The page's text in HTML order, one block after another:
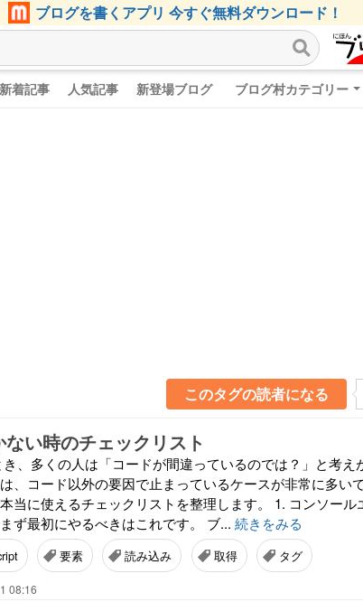
ブログを書くアプリ 今すぐ無料ダウンロード！
新着記事 人気記事 新登場ブログ ブログ村カテゴリー
このタグの読者になる
い時のチェックリスト
、多くの人は「コードが間違っているのでは？」と考え
、コード以外の要因で止まっているケースが非常に多い
当に使えるチェックリストを整理します。 1. コンソール
ず最初にやるべきはこれです。 ブ... 続きをみる
要素 読み込み 取得 タグ
08:16